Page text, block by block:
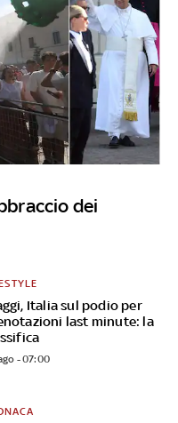
dei
Italia sul podio per
last minute: la
- 07:00